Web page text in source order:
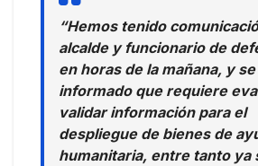
“Hemos tenido
alcalde y funcionario de
en horas de la mañana, y
informado que requiere
validar información para el
despliegue de bienes de
humanitaria, entre tanto ya